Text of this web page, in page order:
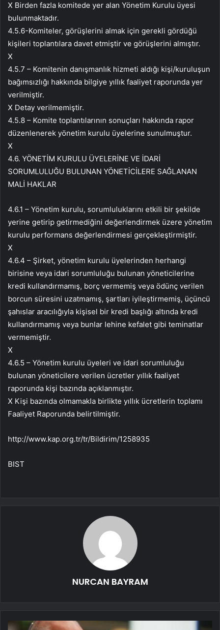
X Birden fazla komitede yer alan Yönetim Kurulu üyesi
bulunmaktadır.
4.5.6-Komiteler, görüşlerini almak için gerekli gördüğü
kişileri toplantılara davet etmiştir ve görüşlerini almıştır.
X
4.5.7 – Komitenin danışmanlık hizmeti aldığı kişi/kuruluşun
bağımsızlığı hakkında bilgiye yıllık faaliyet raporunda yer
verilmiştir.
X Detay verilmemiştir.
4.5.8 – Komite toplantılarının sonuçları hakkında rapor
düzenlenerek yönetim kurulu üyelerine sunulmuştur.
X
4.6. YÖNETİM KURULU ÜYELERİNE VE İDARİ
SORUMLULUĞU BULUNAN YÖNETİCİLERE SAĞLANAN
MALİ HAKLAR
4.6.1 – Yönetim kurulu, sorumluluklarını etkili bir şekilde
yerine getirip getirmediğini değerlendirmek üzere yönetim
kurulu performans değerlendirmesi gerçekleştirmiştir.
X
4.6.4 – Şirket, yönetim kurulu üyelerinden herhangi
birisine veya idari sorumluluğu bulunan yöneticilerine
kredi kullandırmamış, borç vermemiş veya ödünç verilen
borcun süresini uzatmamış, şartları iyileştirmemiş, üçüncü
şahıslar aracılığıyla kişisel bir kredi başlığı altında kredi
kullandırmamış veya bunlar lehine kefalet gibi teminatlar
vermemiştir.
X
4.6.5 – Yönetim kurulu üyeleri ve idari sorumluluğu
bulunan yöneticilere verilen ücretler yıllık faaliyet
raporunda kişi bazında açıklanmıştır.
X Kişi bazında olmamakla birlikte yıllık ücretlerin toplamı
Faaliyet Raporunda belirtilmiştir.
http://www.kap.org.tr/tr/Bildirim/1258935
BIST
NURCAN BAYRAM